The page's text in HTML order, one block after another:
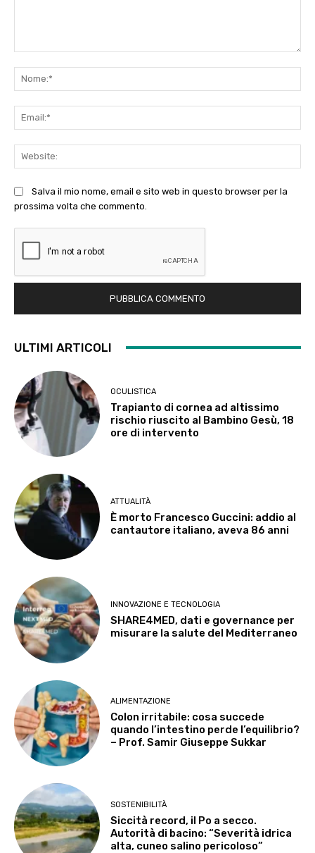
Salva il mio nome, email e sito web in questo browser per la
prossima volta che commento.
ULTIMI ARTICOLI
OCULISTICA
Trapianto di cornea ad altissimo
rischio riuscito al Bambino Gesù, 18
ore di intervento
ATTUALITÀ
È morto Francesco Guccini: addio al
cantautore italiano, aveva 86 anni
INNOVAZIONE E TECNOLOGIA
SHARE4MED, dati e governance per
misurare la salute del Mediterraneo
ALIMENTAZIONE
Colon irritabile: cosa succede
quando l’intestino perde l’equilibrio?
– Prof. Samir Giuseppe Sukkar
SOSTENIBILITÀ
Siccità record, il Po a secco.
Autorità di bacino: “Severità idrica
alta, cuneo salino pericoloso”